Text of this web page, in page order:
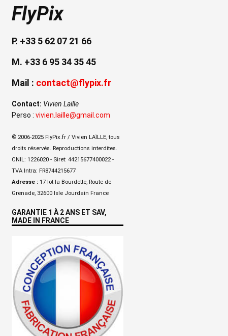
FlyPix
P. +33 5 62 07 21 66
M. +33 6 95 34 35 45
Mail : contact@flypix.fr
Contact: Vivien Laïlle
Perso : vivien.laille@gmail.com
© 2006-2025 FlyPix.fr / Vivien LAÏLLE, tous
droits réservés. Reproductions interdites.
CNIL: 1226020 - Siret: 44215677400022 -
TVA Intra: FR8744215677
Adresse : 17 lot la Bourdette, Route de
Grenade, 32600 Isle Jourdain France
GARANTIE 1 À 2 ANS ET SAV,
MADE IN FRANCE